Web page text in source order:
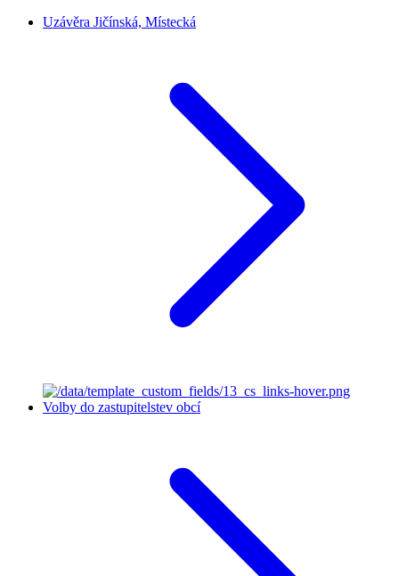
Uzávěra Jičínská, Místecká
Volby do zastupitelstev obcí